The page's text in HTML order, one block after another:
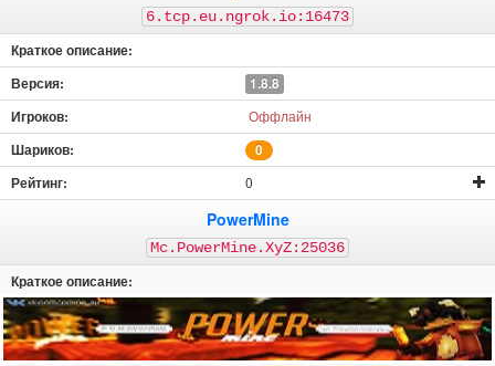
6.tcp.eu.ngrok.io:16473
1.8.8
Оффлайн
0
0
PowerMine
Mc.PowerMine.XyZ:25036